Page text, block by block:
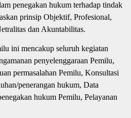
penegakan hukum terhadap tindak
prinsip Objektif, Profesional,
dan Akuntabilitas.
ini mencakup seluruh kegiatan
penyelenggaraan Pemilu,
permasalahan Pemilu, Konsultasi
penerangan hukum, Data
hukum Pemilu, Pelayanan